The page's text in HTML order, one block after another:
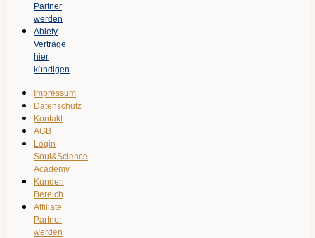
Partner
werden
Ablefy
Verträge
hier
kündigen
Impressum
Datenschutz
Kontakt
AGB
Login
Soul&Science
Academy
Kunden
Bereich
Affiliate
Partner
werden